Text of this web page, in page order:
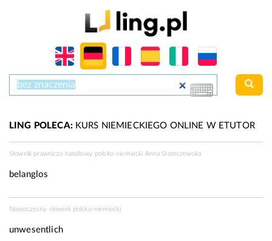
LING POLECA:KURS NIEMIECKIEGO ONLINE W ETUTOR
Słownik prawniczo handlowy polsko-niemiecki Anna Słomczewska
belanglos
Nowoczesny słownik polsko-niemiecki
unwesentlich